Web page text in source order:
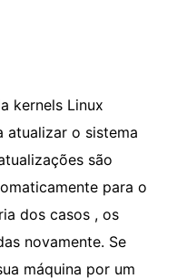
kernels Linux
atualizar o sistema
são
para o
dos casos , os
novamente. Se
máquina por um